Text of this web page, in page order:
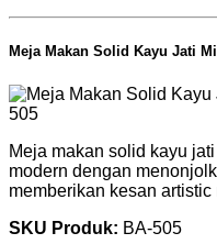
Meja Makan Solid Kayu Jati
Meja makan solid kayu
modern dengan
memberikan kesan artistic
SKU Produk: BA-505